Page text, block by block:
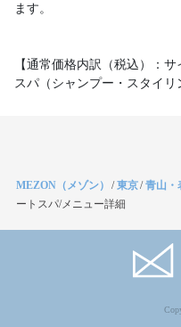
ます。
【通常価格内訳（税込）：
スパ（シャンプー・スタイリ
MEZON（メゾン） /東京/青山・
ートスパ/メニュー詳細